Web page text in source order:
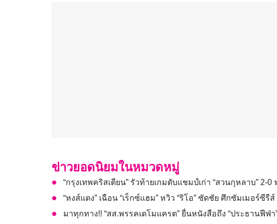
ข่าวยอดนิยมในหมวดหมู่
“กรุงเทพคริสเตียน” รัวท้ายเกมดับแชมป์เก่า “สวนกุหลาบ”
“หงส์แดง” เฉือน “เร็กซ์แฮม” หวิว “ริโอ” ซัดชัย ศึกซัมเมอร์ซีรีส์
มาทุกทาง!! “สส.พรรคเดโมแครต” ยื่นหนังสือถึง “ประธานฟีฟ่